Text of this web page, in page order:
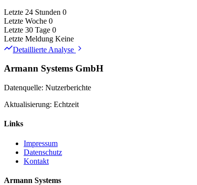
Letzte 24 Stunden 0
Letzte Woche 0
Letzte 30 Tage 0
Letzte Meldung Keine
Detaillierte Analyse
Armann Systems GmbH
Datenquelle: Nutzerberichte
Aktualisierung: Echtzeit
Links
Impressum
Datenschutz
Kontakt
Armann Systems